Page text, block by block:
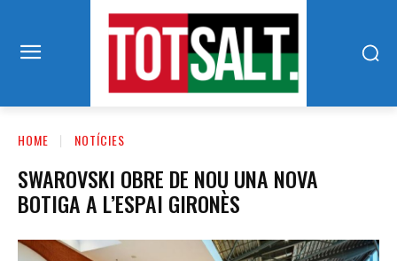
HOME NOTÍCIES
SWAROVSKI OBRE DE NOU UNA NOVA
BOTIGA A L’ESPAI GIRONÈS